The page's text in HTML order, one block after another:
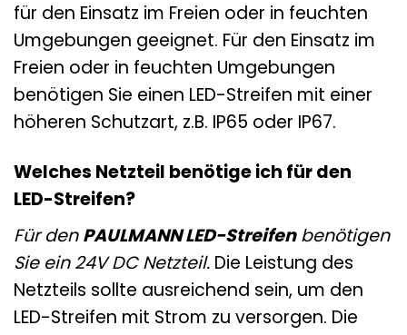
für den Einsatz im Freien oder in feuchten
Umgebungen geeignet. Für den Einsatz im
Freien oder in feuchten Umgebungen
benötigen Sie einen LED-Streifen mit einer
höheren Schutzart, z.B. IP65 oder IP67.
Welches Netzteil benötige ich für den
LED-Streifen?
Für denPAULMANN LED-Streifenbenötigen
Sie ein 24V DC Netzteil. Die Leistung des
Netzteils sollte ausreichend sein, um den
LED-Streifen mit Strom zu versorgen. Die